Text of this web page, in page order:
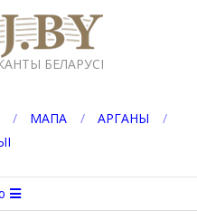
БЕЛАРУСІ
МАПА
АРГАНЫ